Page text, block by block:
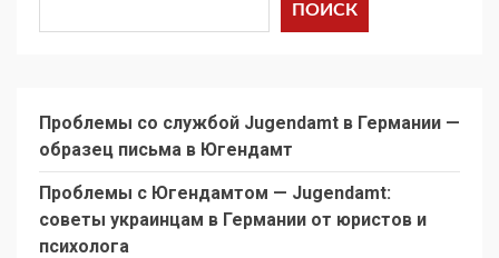
ПОИСК
Проблемы со службой Jugendamt в Германии —
образец письма в Югендамт
Проблемы с Югендамтом — Jugendamt:
советы украинцам в Германии от юристов и
психолога